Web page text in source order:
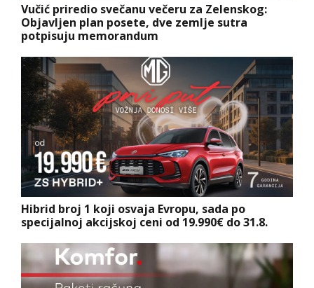
Vučić priredio svečanu večeru za Zelenskog:
Objavljen plan posete, dve zemlje sutra
potpisuju memorandum
Hibrid broj 1 koji osvaja Evropu, sada po
specijalnoj akcijskoj ceni od 19.990€ do 31.8.